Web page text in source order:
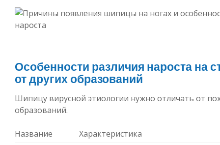
Особенности различия нароста на
от других образований
Шипицу вирусной этиологии нужно отличать от
образований.
Название Характеристика